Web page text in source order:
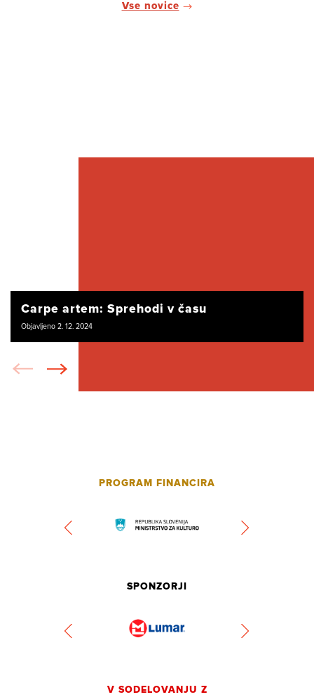
Vse novice
Carpe artem: Sprehodi v času
Objavljeno 2. 12. 2024
PROGRAM FINANCIRA
SPONZORJI
V SODELOVANJU Z